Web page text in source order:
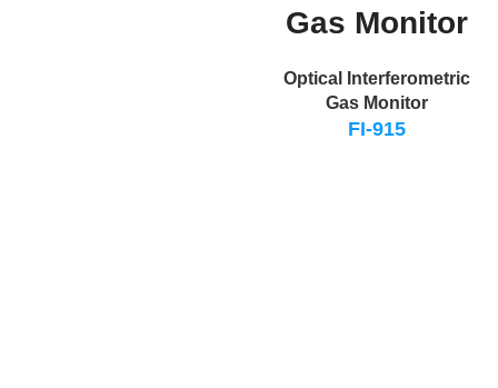
c Gas Monitor
Optical Interferometric
Gas Monitor
FI-915